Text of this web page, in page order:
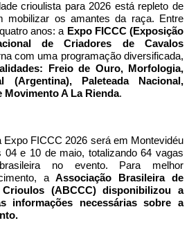
crioulista para 2026 está repleto de
mobilizar os amantes da raça. Entre
anos: a Expo FICCC (Exposição
de Criadores de Cavalos
com uma programação diversificada,
Freio de Ouro, Morfologia,
(Argentina), Paleteada Nacional,
Movimento A La Rienda.
Expo FICCC 2026 será em Montevidéu
04 e 10 de maio, totalizando 64 vagas
no evento. Para melhor
aAssociação Brasileira de
(ABCCC) disponibilizou a
informações necessárias sobre a